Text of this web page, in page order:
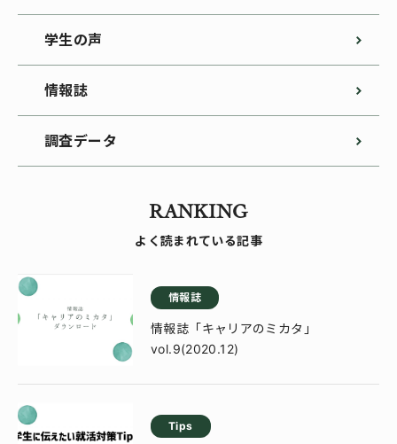
学生の声
情報誌
調査データ
RANKING
よく読まれている記事
情報誌
情報誌「キャリアのミカタ」
vol.9(2020.12)
Tips